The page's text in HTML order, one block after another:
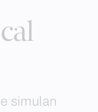
simulan